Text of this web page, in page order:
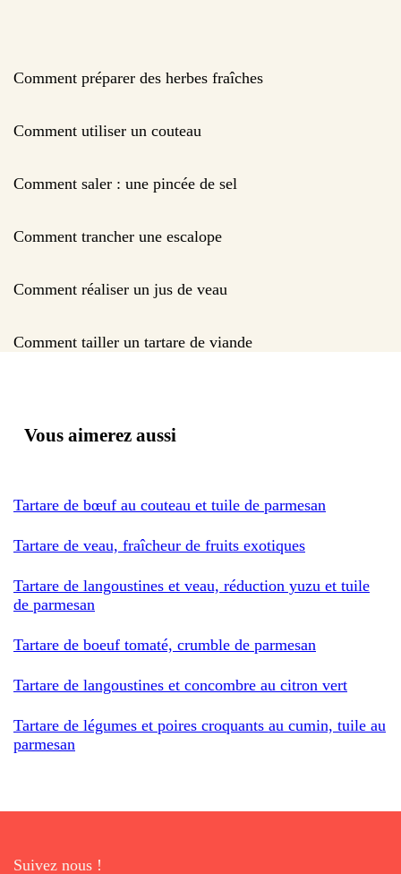
Comment préparer des herbes fraîches
Comment utiliser un couteau
Comment saler : une pincée de sel
Comment trancher une escalope
Comment réaliser un jus de veau
Comment tailler un tartare de viande
Vous aimerez aussi
Tartare de bœuf au couteau et tuile de parmesan
Tartare de veau, fraîcheur de fruits exotiques
Tartare de langoustines et veau, réduction yuzu et tuile
de parmesan
Tartare de boeuf tomaté, crumble de parmesan
Tartare de langoustines et concombre au citron vert
Tartare de légumes et poires croquants au cumin, tuile au
parmesan
Suivez nous !